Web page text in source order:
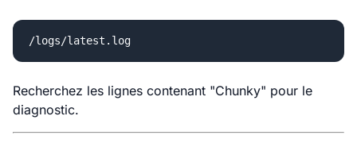
Recherchez les lignes contenant "Chunky" pour le
diagnostic.